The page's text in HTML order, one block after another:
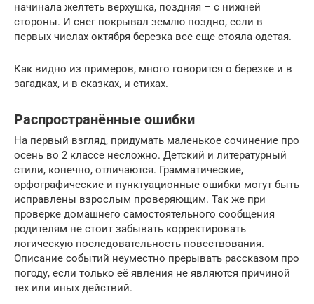
начинала желтеть верхушка, поздняя – с нижней
стороны. И снег покрывал землю поздно, если в
первых числах октября березка все еще стояла одетая.
Как видно из примеров, много говорится о березке и в
загадках, и в сказках, и стихах.
Распространённые ошибки
На первый взгляд, придумать маленькое сочинение про
осень во 2 классе несложно. Детский и литературный
стили, конечно, отличаются. Грамматические,
орфографические и пунктуационные ошибки могут быть
исправлены взрослым проверяющим. Так же при
проверке домашнего самостоятельного сообщения
родителям не стоит забывать корректировать
логическую последовательность повествования.
Описание событий неуместно прерывать рассказом про
погоду, если только её явления не являются причиной
тех или иных действий.